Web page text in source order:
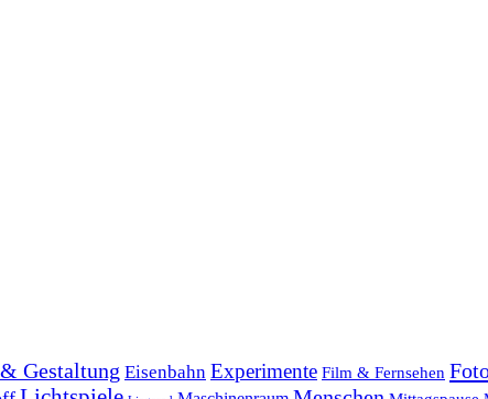
Gestaltung Eisenbahn Experimente Film & Fernsehen